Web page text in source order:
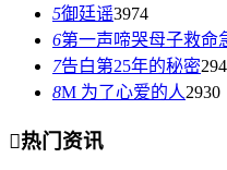
5御廷谣3974
6第一声啼哭母子救
7告白第25年的秘密
8M 为了心爱的人2930
热门资讯